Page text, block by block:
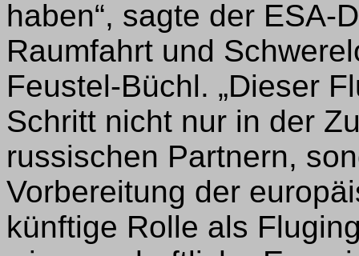
haben“, sagte der ESA-
Raumfahrt und
Feustel-Büchl. „Dieser
Schritt nicht nur in der
russischen Partnern,
Vorbereitung der
künftige Rolle als